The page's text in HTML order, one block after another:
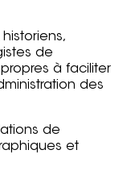
de
à faciliter
des
de
et